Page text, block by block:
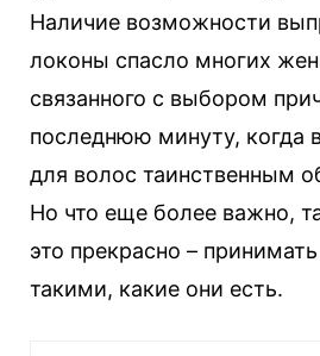
Наличие возможности
локоны спасло многих
связанного с выбором
последнюю минуту, когда
для волос таинственным
Но что еще более важно,
это прекрасно –
такими, какие они есть.